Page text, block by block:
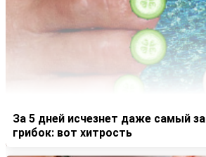
За 5 дней исчезнет даже самый
грибок: вот хитрость